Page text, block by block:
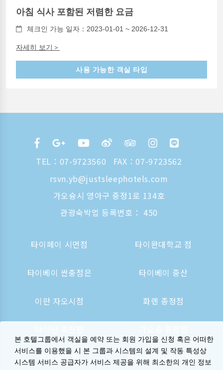
아침 식사 포함된 저렴한 요금
체크인 가능 일자：2023-01-01 ~ 2026-12-31
자세히 보기＞
사용 가능한 객실 타입
TEL： 07-9723560
FAX：07-9723562
rsvn.yb@justsleephotels.com
가오슝시 영아구 중정1로 134호
관광숙박업 등록번호： 450
타이페이 시먼점 타이완대학교 점
타이베이 싼충점은 타이베이 중산
이란 자오시점 화롄 종정점
가오슝역 점 오사카 신사이바시는
본 호텔그룹에서 객실을 예약 또는 회원 가입을 신청 혹은 어떠한
서비스를 이용했을 시 본 그룹과 시스템의 설계 및 작동 특성상
시스템 서비스 공급자가 서비스 제공을 위해 최소한의 개인 정보